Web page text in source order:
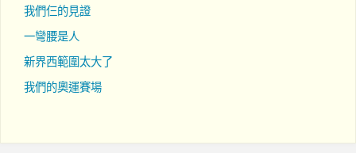
我們仨的見證
一彎腰是人
新界西範圍太大了
我們的奧運賽場